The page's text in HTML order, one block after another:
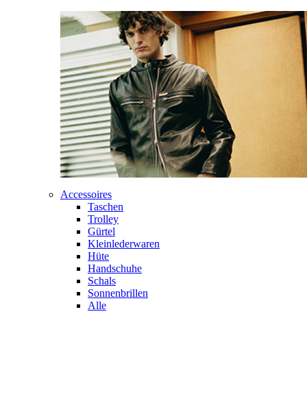
Accessoires
Taschen
Trolley
Gürtel
Kleinlederwaren
Hüte
Handschuhe
Schals
Sonnenbrillen
Alle